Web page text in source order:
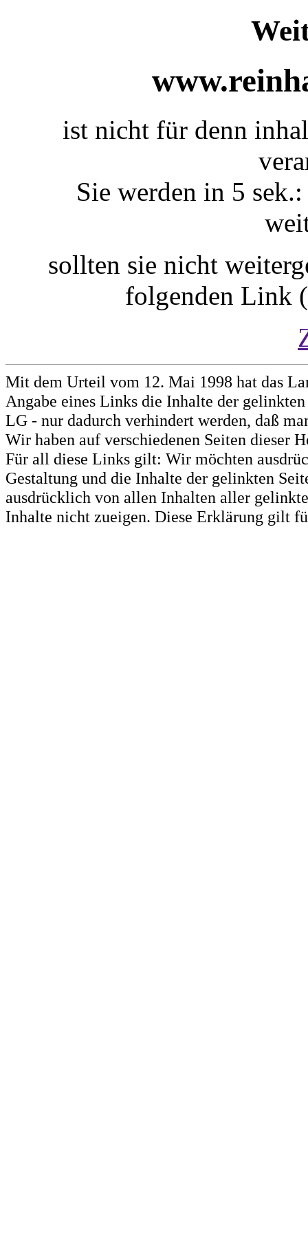
ist nicht für denn
Sie werden in 5
sollten sie nicht
folgenden Link
Mit dem Urteil vom 12. Mai 1998 hat das
Angabe eines Links die Inhalte der
LG - nur dadurch verhindert werden, daß
Wir haben auf verschiedenen Seiten dieser
Für all diese Links gilt: Wir möchten
Gestaltung und die Inhalte der gelinkten
ausdrücklich von allen Inhalten aller
Inhalte nicht zueigen. Diese Erklärung gilt